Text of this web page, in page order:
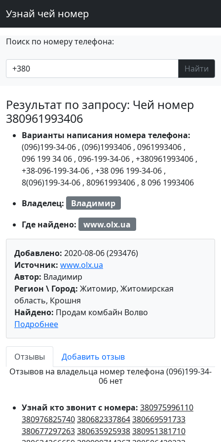
Узнай чей номер
Поиск по номеру телефона:
Найти
Результат по запросу: Чей номер
380961993406
Варианты написания номера телефона:
(096)199-34-06 , (096)1993406 , 0961993406 ,
096 199 34 06 , 096-199-34-06 , +380961993406 ,
+38-096-199-34-06 , +38 096 199-34-06 ,
8(096)199-34-06 , 80961993406 , 8 096 1993406
Владелец:
Владимир
Где найдено:
www.olx.ua
Добавлено: 2020-08-06 (293476)
Источник: www.olx.ua
Автор: Владимир
Регион \ Город: Житомир, Житомирская
область, Крошня
Найдено: Продам комбайн Волво
Подробнее
Отзывы
Добавить отзыв
Отзывов на владельца номер телефона (096)199-34-
06 нет
Узнай кто звонит с номера: 380975996110
380976825740380682337864380669591733
380677297263380635925938380951381710